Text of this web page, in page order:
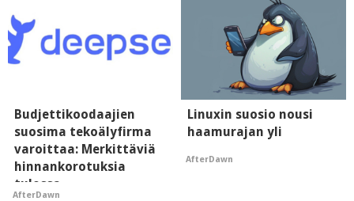
Budjettikoodaajien
suosima tekoälyfirma
varoittaa: Merkittäviä
hinnankorotuksia
tulossa
AfterDawn
Linuxin suosio nousi
haamurajan yli
AfterDawn